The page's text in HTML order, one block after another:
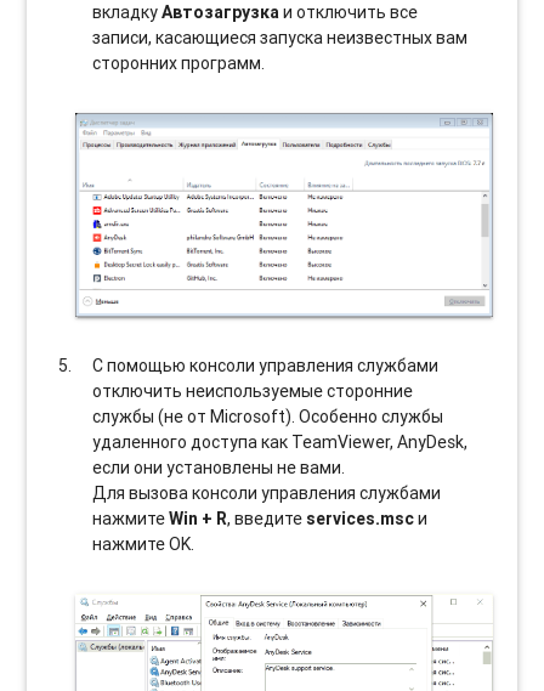
вкладкуАвтозагрузкаи отключить все
записи, касающиеся запуска неизвестных вам
сторонних программ.
С помощью консоли управления службами
отключить неиспользуемые сторонние
службы (не от Microsoft). Особенно службы
удаленного доступа как TeamViewer, AnyDesk,
если они установлены не вами.
Для вызова консоли управления службами
нажмитеWin + R, введите services.mscи
нажмите OK.